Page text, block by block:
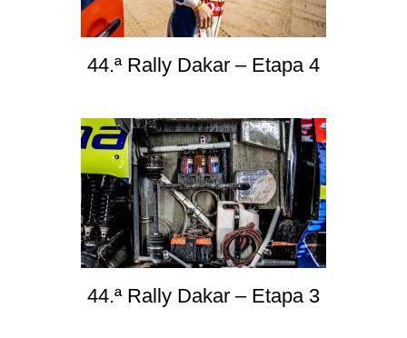
44.ª Rally Dakar – Etapa 4
44.ª Rally Dakar – Etapa 3